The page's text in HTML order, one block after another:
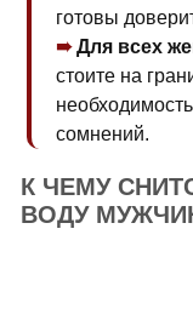
готовы
Для всех
стоите на
сомнений.
К ЧЕМУ
ВОДУ